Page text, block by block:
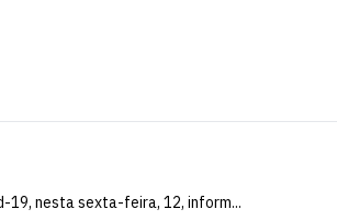
19, nesta sexta-feira, 12, inform...